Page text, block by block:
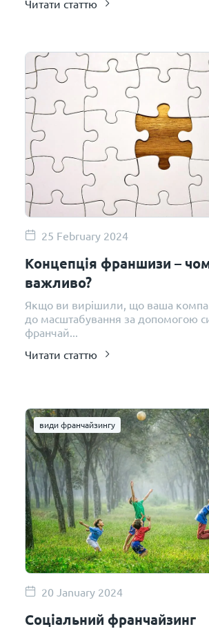
Читати статтю
25 February 2024
Концепція франшизи –
важливо?
Якщо ви вирішили, що ваша
до масштабування за допомогою
франчай...
Читати статтю
види франчайзингу
20 January 2024
Соціальний франчайзинг